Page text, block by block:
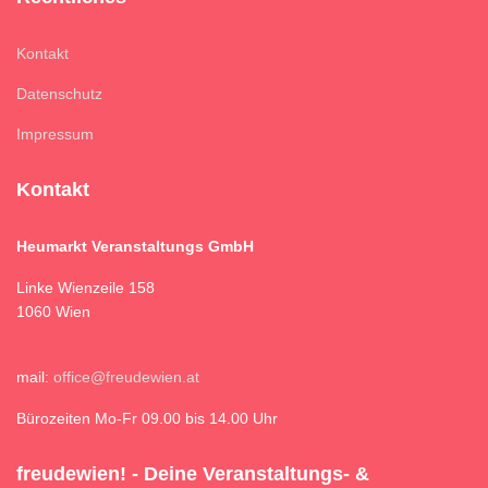
Kontakt
Datenschutz
Impressum
Kontakt
Heumarkt Veranstaltungs GmbH
Linke Wienzeile 158
1060 Wien
mail: office@freudewien.at
Bürozeiten Mo-Fr 09.00 bis 14.00 Uhr
freudewien! - Deine Veranstaltungs- &